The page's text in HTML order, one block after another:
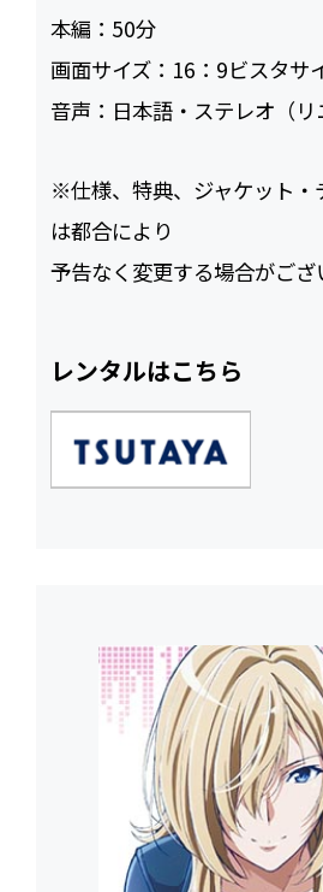
本編： 50
画面サイズ： 16：9ビスタサ
音声： 日本語・ステレオ（リ
※仕様、特典、ジャケット・
は都合により
予告なく変更する場合がござ
レンタルはこちら